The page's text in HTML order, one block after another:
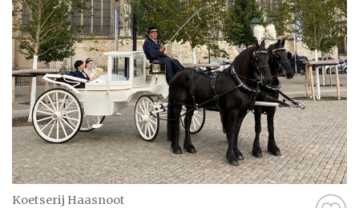
Koetserij Haasnoot